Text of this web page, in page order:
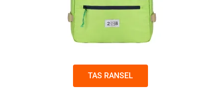
TAS RANSEL